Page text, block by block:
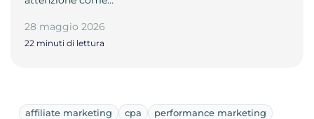
28 maggio 2026
22 minuti di lettura
affiliate marketing cpa
performance marketing